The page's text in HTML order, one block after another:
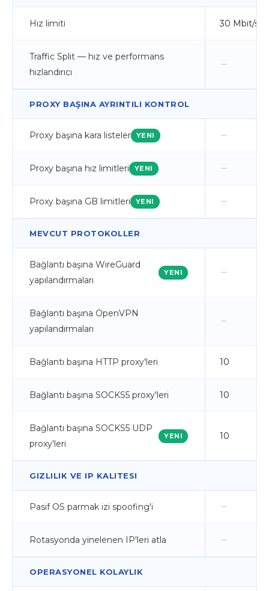
Hız limiti 30 Mbit/s
Traffic Split — hız ve performans
hızlandırıcı
PROXY BAŞINA AYRINTILI KONTROL
Proxy başına kara listeler YENI
Proxy başına hız limitleri YENI
Proxy başına GB limitleri YENI
MEVCUT PROTOKOLLER
Bağlantı başına WireGuard
yapılandırmaları
YENI
Bağlantı başına OpenVPN
yapılandırmaları
Bağlantı başına HTTP proxy'leri 10
Bağlantı başına SOCKS5 proxy'leri 10
Bağlantı başına SOCKS5 UDP
proxy'leri
YENI 10
GIZLILIK VE IP KALITESI
Pasif OS parmak izi spoofing'i
Rotasyonda yinelenen IP'leri atla
OPERASYONEL KOLAYLIK